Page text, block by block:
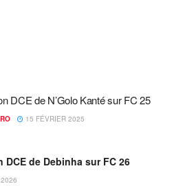
DCE de N’Golo Kanté sur FC 25
15 FÉVRIER 2025
DCE de Debinha sur FC 26